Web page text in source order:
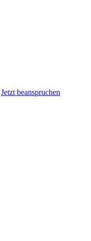
Jetzt beanspruchen